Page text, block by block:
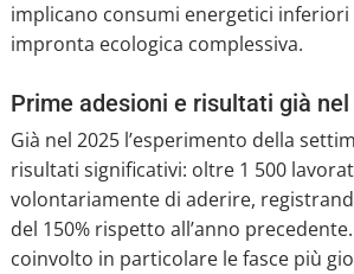
implicano consumi energetici
impronta ecologica complessiva.
Prime adesioni e risultati già nel
Già nel 2025 l’esperimento della
risultati significativi: oltre 1 500
volontariamente di aderire,
del 150% rispetto all’anno precedente.
coinvolto in particolare le fasce più